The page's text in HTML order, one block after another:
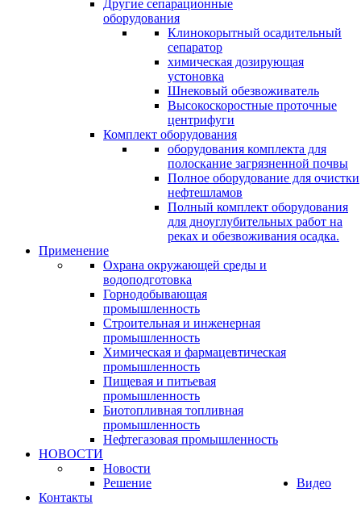
Другие сепарационные
оборудования
Клинокорытный осадительный
сепаратор
химическая дозирующая
устоновка
Шнековый обезвоживатель
Высокоскоростные проточные
центрифуги
Комплект оборудования
оборудования комплекта для
полоскание загрязненной почвы
Полное оборудование для очистки
нефтешламов
Полный комплект оборудования
для дноуглубительных работ на
реках и обезвоживания осадка.
Применение
Охрана окружающей среды и
водоподготовка
Горнодобывающая
промышленность
Cтроительная и инженерная
промышленность
Химическая и фармацевтическая
промышленность
Пищевая и питьевая
промышленность
Биотопливная топливная
промышленность
Нефтегазовая промышленность
НОВОСТИ
Новости
Решение
Видео
Контакты